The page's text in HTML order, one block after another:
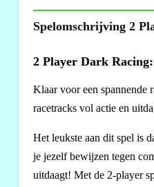
Spelomschrijving 2
2 Player Dark
Klaar voor een spannende
racetracks vol actie en
Het leukste aan dit spel is
je jezelf bewijzen tegen
uitdaagt! Met de 2-player